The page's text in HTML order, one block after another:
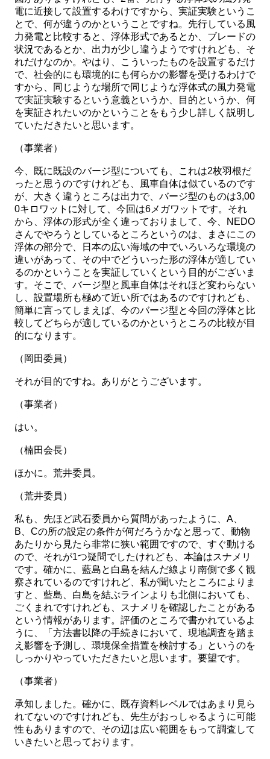
電に近接して設置するわけですから、実証実験というこ
とで、何が違うのかということですね。先行している風
力発電と比較すると、浮体形式であるとか、ブレードの
状況であるとか、出力が少し違うようですけれども、そ
れだけなのか。やはり、こういったものを設置するだけ
で、社会的にも環境的にも何らかの影響を受けるわけで
すから、同じような場所で同じような浮体式の風力発電
で実証実験するという意義というか、目的というか、何
を実証されたいのかということをもう少し詳しく説明し
ていただきたいと思います。
（事業者）
今、既に既設のバージ型についても、これは2枚羽根だ
ったと思うのですけれども、風車自体は似ているのです
が、大きく違うところは出力で、バージ型のものは3,00
0キロワットに対して、今回は6メガワットです。それ
から、浮体の形式が全く違っておりまして、今、NEDO
さんでやろうとしているところというのは、まさにこの
浮体の部分で、日本の広い海域の中でいろいろな環境の
違いがあって、その中でどういった形の浮体が適してい
るのかということを実証していくという目的がございま
す。そこで、バージ型と風車自体はそれほど変わらない
し、設置場所も極めて近い所ではあるのですけれども、
簡単に言ってしまえば、今のバージ型と今回の浮体と比
較してどちらが適しているのかというところの比較が目
的になります。
（岡田委員）
それが目的ですね。ありがとうございます。
（事業者）
はい。
（楠田会長）
ほかに。荒井委員。
（荒井委員）
私も、先ほど武石委員から質問があったように、A、
B、Cの所の設定の条件が何だろうかなと思って、動物
あたりから見たら非常に狭い範囲ですので、すぐ動ける
ので、それが1つ疑問でしたけれども、本論はスナメリ
です。確かに、藍島と白島を結んだ線より南側で多く観
察されているのですけれど、私が聞いたところによりま
すと、藍島、白島を結ぶラインよりも北側においても、
ごくまれですけれども、スナメリを確認したことがある
という情報があります。評価のところで書かれているよ
うに、「方法書以降の手続きにおいて、現地調査を踏ま
え影響を予測し、環境保全措置を検討する」というのを
しっかりやっていただきたいと思います。要望です。
（事業者）
承知しました。確かに、既存資料レベルではあまり見ら
れてないのですけれども、先生がおっしゃるように可能
性もありますので、その辺は広い範囲をもって調査して
いきたいと思っております。